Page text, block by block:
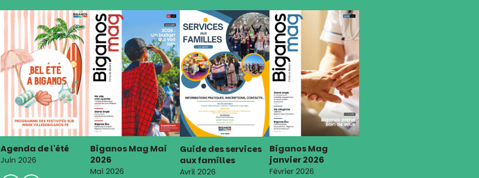
Agenda de l'été
Juin 2026
Biganos Mag Mai
2026
Mai 2026
Guide des services
aux familles
Avril 2026
Biganos Mag
janvier 2026
Février 2026